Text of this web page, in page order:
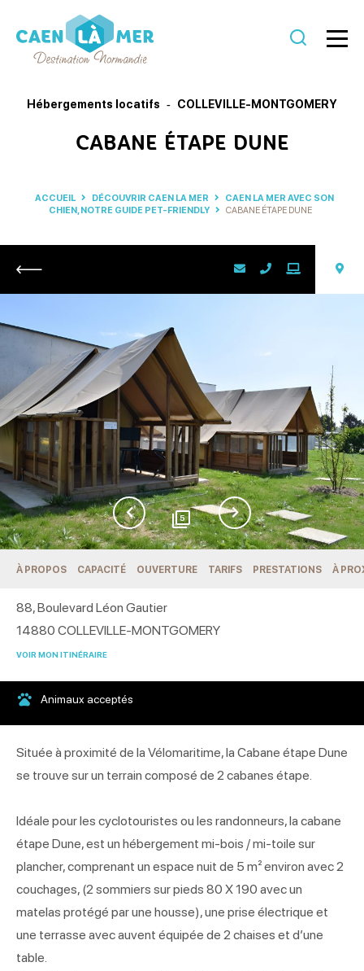
Hébergements locatifs COLLEVILLE-MONTGOMERY
CABANE ÉTAPE DUNE
ACCUEIL DÉCOUVRIR CAEN LA MER
CAEN LA MER AVEC SON
CHIEN, NOTRE GUIDE PET-FRIENDLY
CABANE ÉTAPE DUNE
Retour
5
À PROPOS CAPACITÉ OUVERTURE TARIFS PRESTATIONS À
88, Boulevard Léon Gautier
14880 COLLEVILLE-MONTGOMERY
VOIR MON ITINÉRAIRE
Animaux acceptés
Située à proximité de la Vélomaritime, la Cabane étape Dune
se trouve sur un terrain composé de 2 cabanes étape.
Idéale pour les cyclotouristes ou les randonneurs, la cabane
étape Dune, est un hébergement mi-bois / mi-toile sur
plancher, comprenant un espace nuit de 5 m² environ avec 2
couchages, (2 sommiers sur pieds 80 X 190 avec un
matelas protégé par une housse), une prise électrique et
une terrasse avec auvent équipée de 2 chaises et d’une
table.